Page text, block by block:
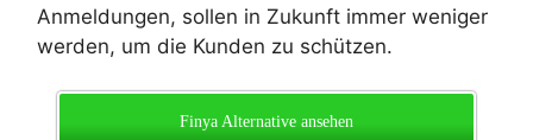
Anmeldungen, sollen in Zukunft immer weniger
werden, um die Kunden zu schützen.
Finya Alternative ansehen